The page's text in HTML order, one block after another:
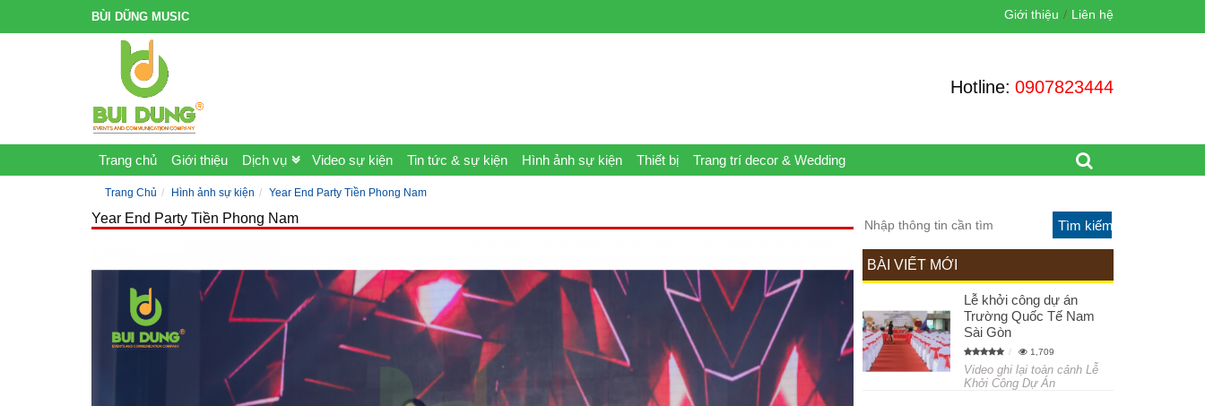
BÙI DŨNG MUSIC Giới thiệu Liên hệ
Hotline: 0907823444
Trang chủ Giới thiệu Dịch vụ Video sự kiện Tin tức & sự kiện Hình ảnh sự kiện Thiết bị Trang trí decor & Wedding
Trang Chủ Hình ảnh sự kiện Year End Party Tiền Phong Nam
Year End Party Tiền Phong Nam
BÀI VIẾT MỚI
Lễ khởi công dự án
Trường Quốc Tế Nam
Sài Gòn
1,709
Video ghi lại toàn cảnh Lễ
Khởi Công Dự Án